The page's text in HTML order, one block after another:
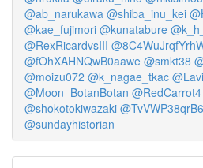
@ab_narukawa @shiba_inu_kei
@kae_fujimori @kunatabure
@RexRicardvsIII
@fOhXAHNQwB0aawe @smkt38
@moizu072 @k_nagae_tkac
@Moon_BotanBotan @RedCarrot4
@shokotokiwazaki
@sundayhistorian